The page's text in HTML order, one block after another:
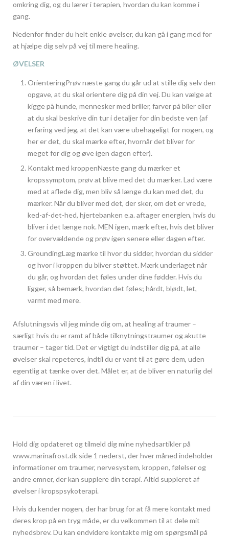
omkring dig, og du lærer i terapien, hvordan du kan komme i
gang.
Nedenfor finder du helt enkle øvelser, du kan gå i gang med for
at hjælpe dig selv på vej til mere healing.
ØVELSER
OrienteringPrøv næste gang du går ud at stille dig selv den
opgave, at du skal orientere dig på din vej. Du kan vælge at
kigge på hunde, mennesker med briller, farver på biler eller
at du skal beskrive din tur i detaljer for din bedste ven (af
erfaring ved jeg, at det kan være ubehageligt for nogen, og
her er det, du skal mærke efter, hvornår det bliver for
meget for dig og øve igen dagen efter).
Kontakt med kroppenNæste gang du mærker et
kropssymptom, prøv at blive med det du mærker. Lad være
med at aflede dig, men bliv så længe du kan med det, du
mærker. Når du bliver med det, der sker, om det er vrede,
ked-af-det-hed, hjertebanken e.a. aftager energien, hvis du
bliver i det længe nok. MEN igen, mærk efter, hvis det bliver
for overvældende og prøv igen senere eller dagen efter.
GroundingLæg mærke til hvor du sidder, hvordan du sidder
og hvor i kroppen du bliver støttet. Mærk underlaget når
du går, og hvordan det føles under dine fødder. Hvis du
ligger, så bemærk, hvordan det føles; hårdt, blødt, let,
varmt med mere.
Afslutningsvis vil jeg minde dig om, at healing af traumer –
særligt hvis du er ramt af både tilknytningstraumer og akutte
traumer – tager tid. Det er vigtigt du indstiller dig på, at alle
øvelser skal repeteres, indtil du er vant til at gøre dem, uden
egentlig at tænke over det. Målet er, at de bliver en naturlig del
af din væren i livet.
Hold dig opdateret og tilmeld dig mine nyhedsartikler på
www.marinafrost.dk side 1 nederst, der hver måned indeholder
informationer om traumer, nervesystem, kroppen, følelser og
andre emner, der kan supplere din terapi. Altid suppleret af
øvelser i kropspsykoterapi.
Hvis du kender nogen, der har brug for at få mere kontakt med
deres krop på en tryg måde, er du velkommen til at dele mit
nyhedsbrev. Du kan endvidere kontakte mig om spørgsmål på